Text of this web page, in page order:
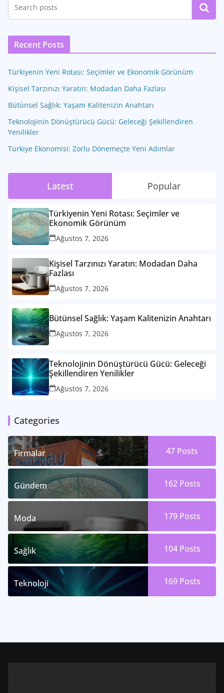
Ara
Recent Posts
Türkiyenin Yeni Rotası: Seçimler ve Ekonomik Görünüm
Kişisel Tarzınızı Yaratın: Modadan Daha Fazlası
Bütünsel Sağlık: Yaşam Kalitenizin Anahtarı
Teknolojinin Dönüştürücü Gücü: Geleceği Şekillendiren
Yenilikler
Türkiye Ekonomisi: Zorlu Dönemeçte Yeni Adımlar
Latest Popular
Türkiyenin Yeni Rotası: Seçimler ve
Ekonomik Görünüm
Ağustos 7, 2026
Kişisel Tarzınızı Yaratın: Modadan Daha
Fazlası
Ağustos 7, 2026
Bütünsel Sağlık: Yaşam Kalitenizin Anahtarı
Ağustos 7, 2026
Teknolojinin Dönüştürücü Gücü: Geleceği
Şekillendiren Yenilikler
Ağustos 7, 2026
Categories
Firmalar 47 Posts
Gündem 162 Posts
Moda 179 Posts
Sağlık 104 Posts
Teknoloji 169 Posts